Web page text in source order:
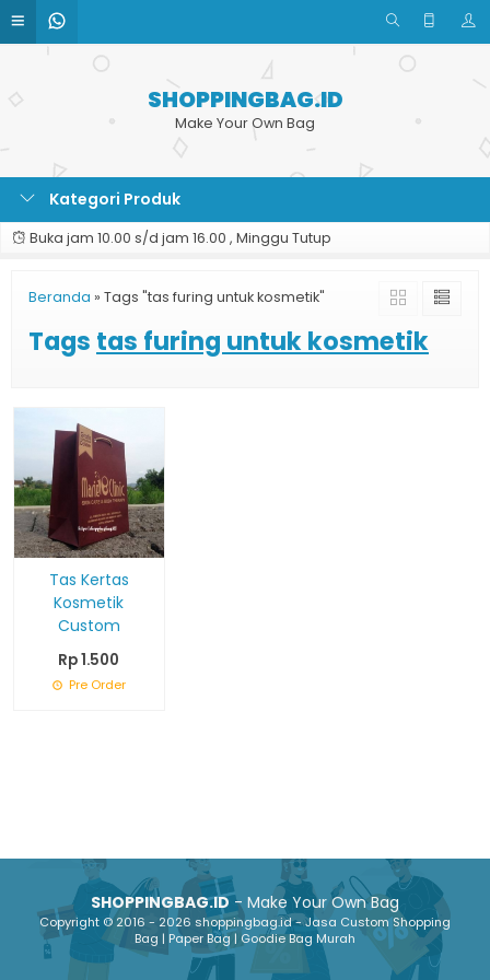
SHOPPINGBAG.ID
Make Your Own Bag
Kategori Produk
Buka jam 10.00 s/d jam 16.00 , Minggu Tutup
Beranda » Tags "tas furing untuk kosmetik"
Tags tas furing untuk kosmetik
Tas Kertas
Kosmetik
Custom
Rp 1.500
Pre Order
SHOPPINGBAG.ID- Make Your Own Bag
Copyright © 2016 - 2026 shoppingbag.id - Jasa Custom Shopping
Bag | Paper Bag | Goodie Bag Murah